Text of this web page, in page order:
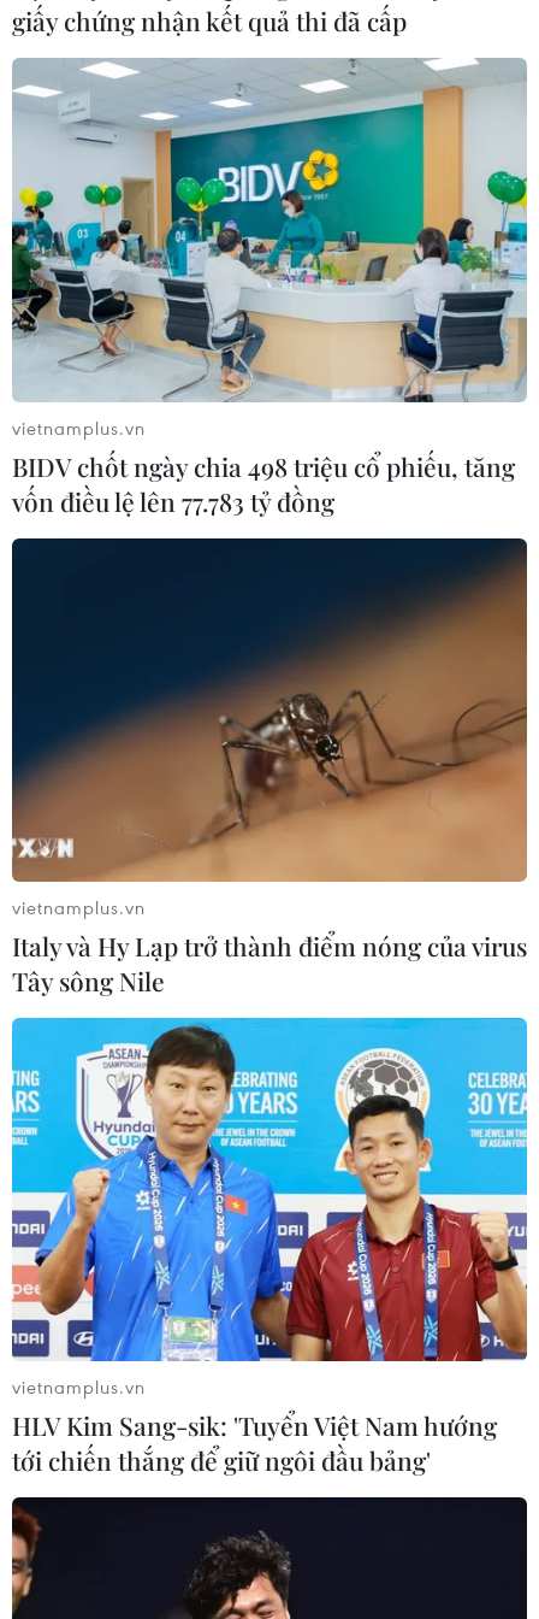
kiểu "cha chung không ai khóc"
27/10/2016 02:49
Hồ Tây và hàng trăm ao, hồ lớn nhỏ của Hà Nội là cảm
hứng cho nhiều vần thơ điệu nhạc về mảnh đất Thủ đô,
vậy nhưng hiện nay, hồ Hà Nội đang bị ô nhiễm ở mức
báo động đỏ, xuống cấp về cảnh quan.
Vì sao cần quy hoạch, tái thiết khu vực ga
Hà Nội và vùng phụ cận?
22/09/2017 07:47
Hạ tầng ga Hà Nội và khu vực phụ cận đã không còn
theo kịp sức bật của thời gian, xuống cấp nghiêm trọng
và sinh hoạt của người dân trong khu gặp nhiều trở
giấy chứng nhận kết quả thi đã cấp
vietnamplus.vn
BIDV chốt ngày chia 498 triệu cổ phiếu, tăng
vốn điều lệ lên 77.783 tỷ đồng
vietnamplus.vn
Italy và Hy Lạp trở thành điểm nóng của virus
Tây sông Nile
vietnamplus.vn
HLV Kim Sang-sik: 'Tuyển Việt Nam hướng
tới chiến thắng để giữ ngôi đầu bảng'